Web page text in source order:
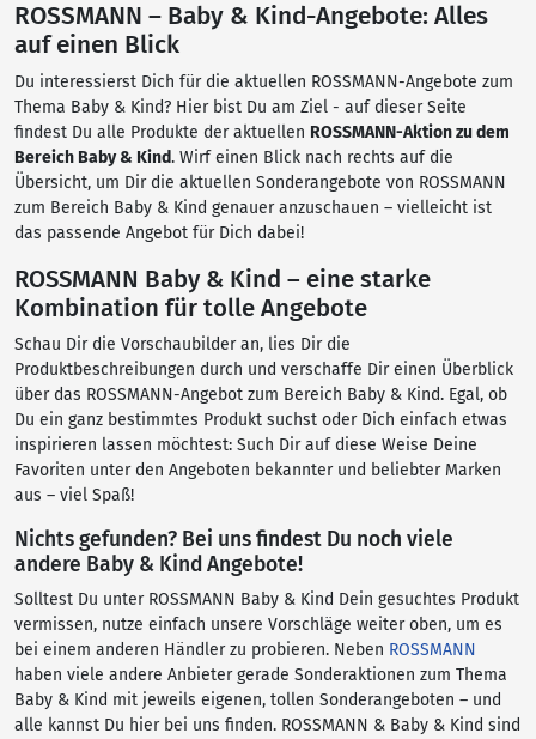
ROSSMANN – Baby & Kind-Angebote: Alles
auf einen Blick
Du interessierst Dich für die aktuellen ROSSMANN-Angebote zum
Thema Baby & Kind? Hier bist Du am Ziel - auf dieser Seite
findest Du alle Produkte der aktuellen ROSSMANN-Aktion zu dem
Bereich Baby & Kind. Wirf einen Blick nach rechts auf die
Übersicht, um Dir die aktuellen Sonderangebote von ROSSMANN
zum Bereich Baby & Kind genauer anzuschauen – vielleicht ist
das passende Angebot für Dich dabei!
ROSSMANN Baby & Kind – eine starke
Kombination für tolle Angebote
Schau Dir die Vorschaubilder an, lies Dir die
Produktbeschreibungen durch und verschaffe Dir einen Überblick
über das ROSSMANN-Angebot zum Bereich Baby & Kind. Egal, ob
Du ein ganz bestimmtes Produkt suchst oder Dich einfach etwas
inspirieren lassen möchtest: Such Dir auf diese Weise Deine
Favoriten unter den Angeboten bekannter und beliebter Marken
aus – viel Spaß!
Nichts gefunden? Bei uns findest Du noch viele
andere Baby & Kind Angebote!
Solltest Du unter ROSSMANN Baby & Kind Dein gesuchtes Produkt
vermissen, nutze einfach unsere Vorschläge weiter oben, um es
bei einem anderen Händler zu probieren. Neben ROSSMANN
haben viele andere Anbieter gerade Sonderaktionen zum Thema
Baby & Kind mit jeweils eigenen, tollen Sonderangeboten – und
alle kannst Du hier bei uns finden. ROSSMANN & Baby & Kind sind